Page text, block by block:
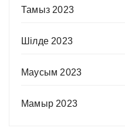
Тамыз 2023
Шілде 2023
Маусым 2023
Мамыр 2023